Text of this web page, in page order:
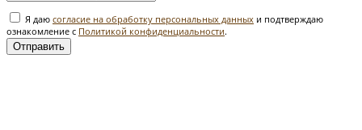
Я даю согласие на обработку персональных данных и подтверждаю
ознакомление с Политикой конфиденциальности.
Отправить